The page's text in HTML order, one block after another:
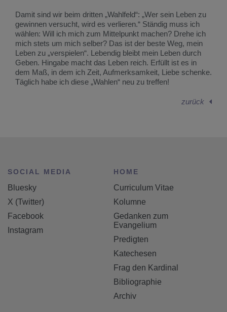
Damit sind wir beim dritten „Wahlfeld“: „Wer sein Leben zu
gewinnen versucht, wird es verlieren.“ Ständig muss ich
wählen: Will ich mich zum Mittelpunkt machen? Drehe ich
mich stets um mich selber? Das ist der beste Weg, mein
Leben zu „verspielen“. Lebendig bleibt mein Leben durch
Geben. Hingabe macht das Leben reich. Erfüllt ist es in
dem Maß, in dem ich Zeit, Aufmerksamkeit, Liebe schenke.
Täglich habe ich diese „Wahlen“ neu zu treffen!
zurück
SOCIAL MEDIA
Bluesky
X (Twitter)
Facebook
Instagram
HOME
Curriculum Vitae
Kolumne
Gedanken zum
Evangelium
Predigten
Katechesen
Frag den Kardinal
Bibliographie
Archiv